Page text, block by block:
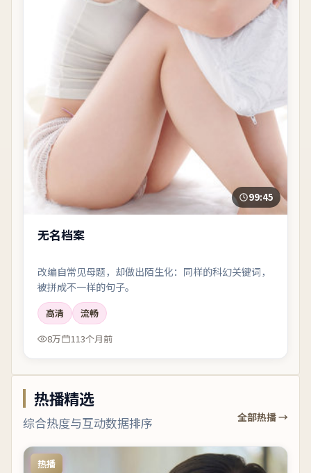
99:45
无名档案
改编自常见母题，却做出陌生化：同样的科幻关键词，
被拼成不一样的句子。
高清
流畅
8万
113个月前
热播精选
综合热度与互动数据排序 全部热播 →
热播